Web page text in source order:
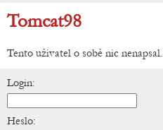
Tomcat98
Tento uživatel o sobě nic nenapsal.
Login:
Heslo: